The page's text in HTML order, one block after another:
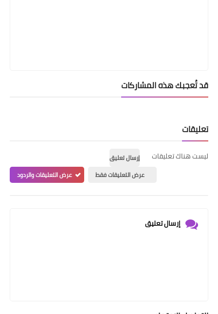
قد تُعجبك هذه المشاركات
تعليقات
ليست هناك تعليقات
إرسال تعليق
عرض التعليقات فقط
عرض التعليقات والردود
إرسال تعليق